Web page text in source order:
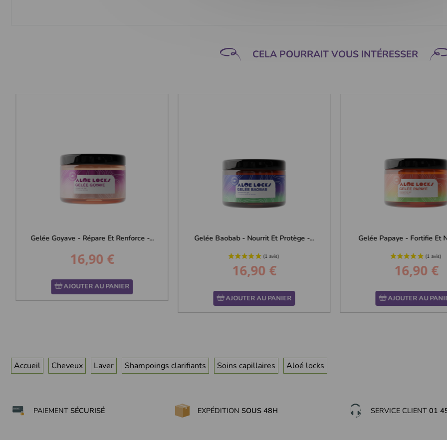
CELA POURRAIT VOUS INTÉRESSER
Gelée Goyave - Répare Et Renforce -...
Prix
16,90 €
AJOUTER AU PANIER
Gelée Baobab - Nourrit Et Protège -...
Prix
16,90 €
AJOUTER AU PANIER
Gelée Papaye - Fortifie Et
Prix
16,90 €
AJOUTER AU
Accueil Cheveux Laver Shampoings clarifiants Soins capillaires Aloé locks
PAIEMENT SÉCURISÉ EXPÉDITION SOUS 48H SERVICE CLIENT 01